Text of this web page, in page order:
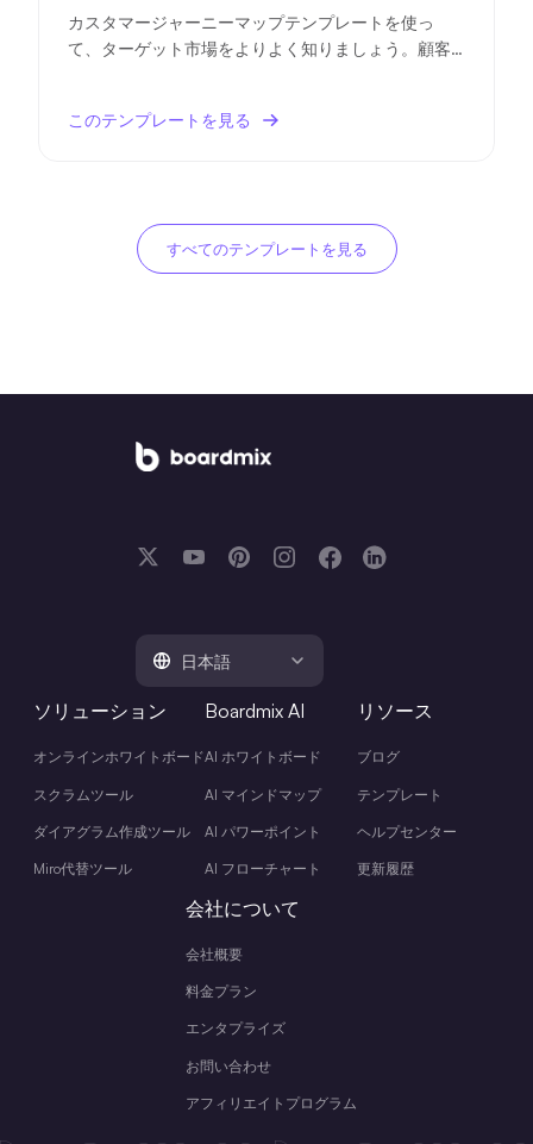
カスタマージャーニーマップテンプレートを使っ
て、ターゲット市場をよりよく知りましょう。顧客
このテンプレートを見る
すべてのテンプレートを見る
日本語
ソリューション
オンラインホワイトボード
スクラムツール
ダイアグラム作成ツール
Miro代替ツール
Boardmix AI
AI ホワイトボード
AI マインドマップ
AI パワーポイント
AI フローチャート
リソース
ブログ
テンプレート
ヘルプセンター
更新履歴
会社について
会社概要
料金プラン
エンタプライズ
お問い合わせ
アフィリエイトプログラム